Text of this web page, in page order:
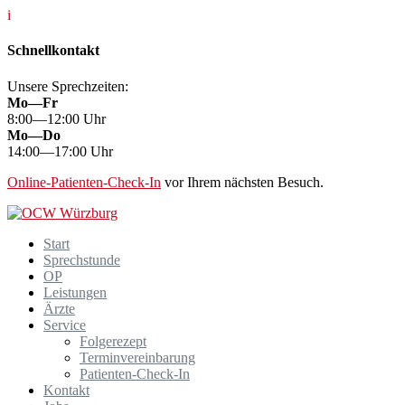
i
Schnellkontakt
Unsere Sprechzeiten:
Mo—Fr
8:00—12:00 Uhr
Mo—Do
14:00—17:00 Uhr
Online-Patienten-Check-In vor Ihrem nächsten Besuch.
Zum
springenStart
Sprechstunde
OP
Leistungen
Ärzte
Service
Folgerezept
Terminvereinbarung
Patienten-Check-In
Kontakt